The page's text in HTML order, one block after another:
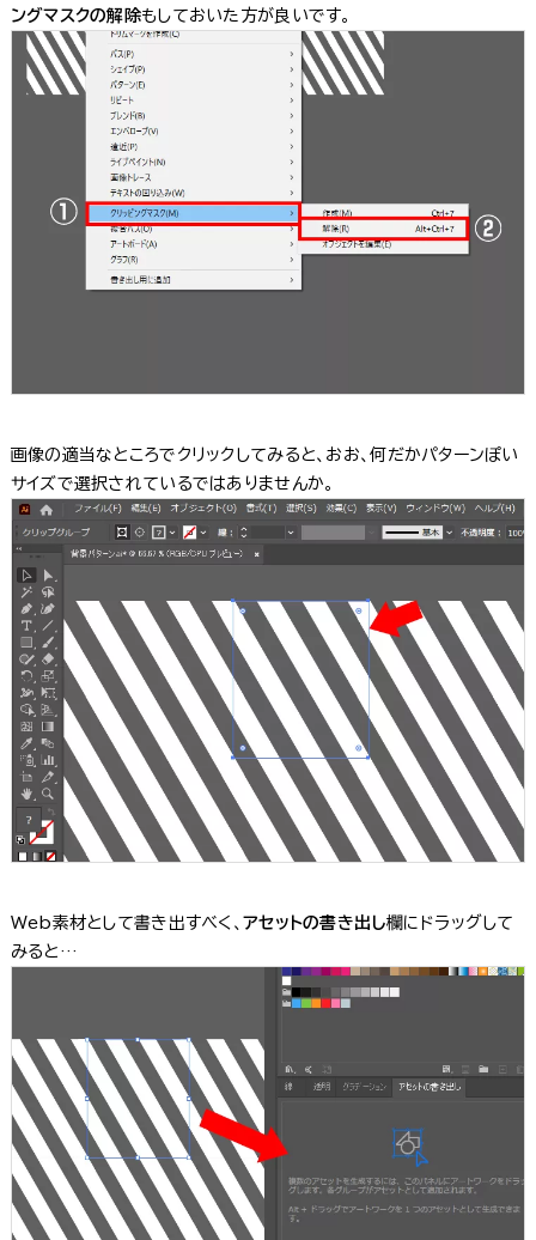
ングマスクの解除もしておいた方が良いです。
画像の適当なところでクリックしてみると、おお、何だかパターンぽい
サイズで選択されているではありませんか。
Web素材として書き出すべく、 アセットの書き出し欄にドラッグして
みると…